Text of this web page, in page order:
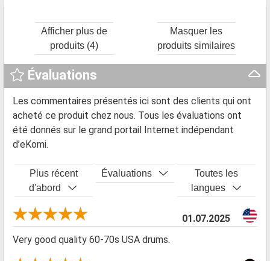
Afficher plus de
produits (4)
Masquer les
produits similaires
Évaluations
Les commentaires présentés ici sont des clients qui ont
acheté ce produit chez nous. Tous les évaluations ont
été donnés sur le grand portail Internet indépendant
d’eKomi.
Plus récent
d'abord
Évaluations
Toutes les
langues
01.07.2025
Very good quality 60-70s USA drums.